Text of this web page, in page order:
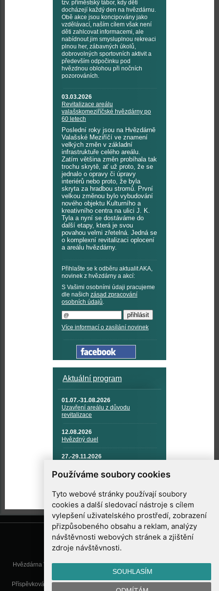
Používáme soubory cookies
Tyto webové stránky používají soubory
cookies a další sledovací nástroje s cílem
vylepšení uživatelského prostředí, zobrazení
přizpůsobeného obsahu a reklam, analýzy
návštěvnosti webových stránek a zjištění
zdroje návštěvnosti.
SOUHLASÍM
tzv. příměstský tábor, kdy děti
docházejí každý den na hvězdárnu.
Obě akce jsou koncipovány jako
vzdělávací, naším cílem však není
děti zahlcovat informacemi, ale
nabídnout jim smysluplnou rekreaci
plnou her, zábavných úkolů,
dobrovolných sportovních aktivit a
především odpočinku pod
hvězdnou oblohou při nočních
pozorováních.
03.03.2026
Revitalizace areálu
valašskomeziříčské hvězdárny po
60 letech
Poslední roky jsou na Hvězdárně
Valašské Meziříčí ve znamení
velkých změn v základní
infrastruktuře celého areálu.
Zatím většina změn probíhala tak
trochu skrytě, ať už proto, že se
jednalo o opravy či úpravy
interiérů nebo proto, že byla
skryta za hradbou stromů. První
velkou změnou bylo vybudování
nového objektu Kulturního a
kreativního centra na ulici J. K.
Tyla a nyní se dostáváme do
další etapy, která je svou
povahou velmi zřetelná. Jedná se
o komplexní revitalizaci oplocení
a areálu hvězdárny.
Přihlašte se k odběru aktualit AKA,
novinek z hvězdárny a akcí:
S Vašimi osobními údaji pracujeme
dle našich zásad zpracování
osobních údajů.
Více informací o zasílání novinek
Aktuální program
01.07.-31.08.2026
Uzavření areálu z důvodu
revitalizace
12.08.2026
Hvězdný duel
27.-29.11.2026
TECHNIKA A KOSMICKÉ
TECHNOLOGIE
Hvězdárna Valašské Meziříčí, příspěvková organizace, Vsetínská 78, 757
01 Valašské Meziříčí
Příspěvková organizace Zlínského kraje. Telefon:571 611 928, Mobil:777